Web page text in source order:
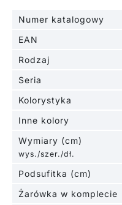
Numer katalogowy
EAN
Rodzaj
Seria
Kolorystyka
Inne kolory
Wymiary (cm)
wys./szer./dł.
Podsufitka (cm)
Żarówka w komplecie